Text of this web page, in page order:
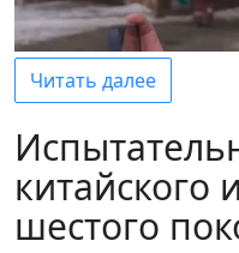
Читать далее
китайского
шестого